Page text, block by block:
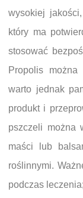
wysokiej
który ma
stosować
Propolis
warto jednak
produkt i
pszczeli można
maści lub
roślinnymi.
podczas